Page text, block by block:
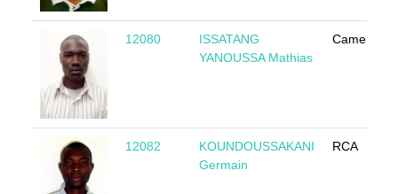
12080
ISSATANG
YANOUSSA Mathias
Cameroun
12082
KOUNDOUSSAKANI
Germain
RCA